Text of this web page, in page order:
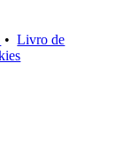
•Livro de